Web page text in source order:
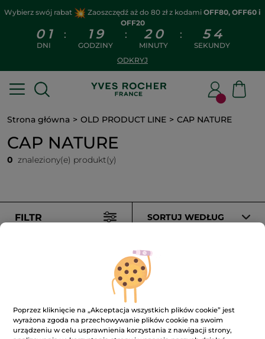
Wybierz swój rabat Zaoszczędź aż do 80 zł z kodami OFF80, OFF60 i
OFF20
0 1
DNI
: 1 9
GODZINY
: 2 0
MINUTY
: 5 3
SEKUNDY
ODKRYJ
Strona główna OLD PRODUCT LINE CAP NATURE
CAP NATURE
0 znaleziony(e) produkt(y)
FILTR SORTUJ WEDŁUG
Poprzez kliknięcie na „Akceptacja wszystkich plików cookie” jest
wyrażona zgoda na przechowywanie plików cookie na swoim
urządzeniu w celu usprawnienia korzystania z nawigacji strony,